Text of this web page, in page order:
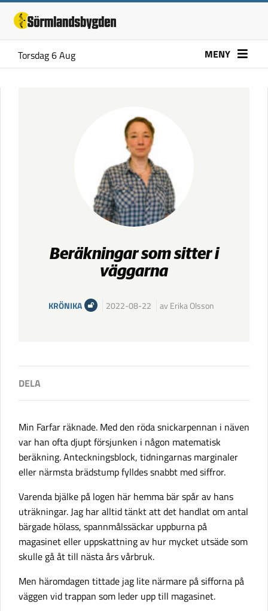
Torsdag 6 Aug MENY
Beräkningar som sitter i
väggarna
KRÖNIKA 2022-08-22 av Erika Olsson
Min Farfar räknade. Med den röda snickarpennan i näven
var han ofta djupt försjunken i någon matematisk
beräkning. Anteckningsblock, tidningarnas marginaler
eller närmsta brädstump fylldes snabbt med siffror.
Varenda bjälke på logen här hemma bär spår av hans
uträkningar. Jag har alltid tänkt att det handlat om antal
bärgade hölass, spannmålssäckar uppburna på
magasinet eller uppskattning av hur mycket utsäde som
skulle gå åt till nästa års vårbruk.
Men häromdagen tittade jag lite närmare på sifforna på
väggen vid trappan som leder upp till magasinet.